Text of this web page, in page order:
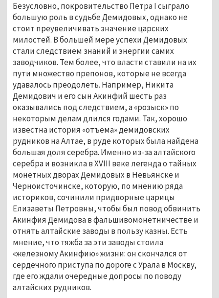
Безусловно, покровительство Петра I сыграло
большую роль в судьбе Демидовых, однако не
стоит преувеличивать значение царских
милостей. В большей мере успехи Демидовых
стали следствием знаний и энергии самих
заводчиков. Тем более, что власти ставили на их
пути множество препонов, которые не всегда
удавалось преодолеть. Например, Никита
Демидович и его сын Акинфий шесть раз
оказывались под следствием, а «розыск» по
некоторым делам длился годами. Так, хорошо
известна история «отъёма» демидовских
рудников на Алтае, в руде которых была найдена
большая доля серебра. Именно из-за алтайского
серебра и возникла в XVIII веке легенда о тайных
монетных дворах Демидовых в Невьянске и
Черноисточинске, которую, по мнению ряда
историков, сочинили придворные царицы
Елизаветы Петровны, чтобы был повод обвинить
Акинфия Демидова в фальшивомонетничестве и
отнять алтайские заводы в пользу казны. Есть
мнение, что тяжба за эти заводы стоила
«железному Акинфию» жизни: он скончался от
сердечного приступа по дороге с Урала в Москву,
где его ждали очередные допросы по поводу
алтайских рудников.